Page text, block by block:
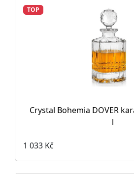
TOP
Crystal Bohemia DOVER
l
1 033 Kč